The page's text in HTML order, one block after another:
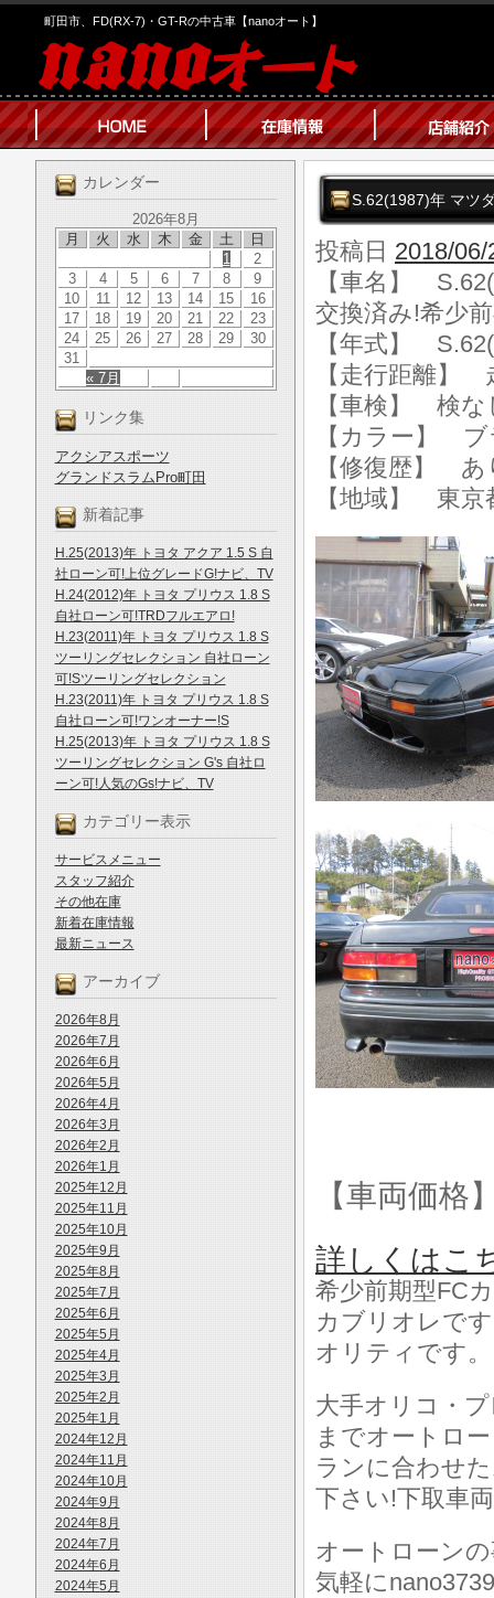
町田市、FD(RX-7)・GT-Rの中古車【nanoオート】
カレンダー
2026年8月
月
火 水 木 金 土 日
« 7月
1
2
3
4 5 6 7 8
9
10
11 12 13 14 15
16
17
18 19 20 21 22
23
24
25 26 27 28 29
30
31
リンク集
アクシアスポーツ
グランドスラムPro町田
新着記事
H.25(2013)年 トヨタ アクア 1.5 S 自
社ローン可!上位グレードG!ナビ、TV
H.24(2012)年 トヨタ プリウス 1.8 S
自社ローン可!TRDフルエアロ!
H.23(2011)年 トヨタ プリウス 1.8 S
ツーリングセレクション 自社ローン
可!Sツーリングセレクション
H.23(2011)年 トヨタ プリウス 1.8 S
自社ローン可!ワンオーナー!S
H.25(2013)年 トヨタ プリウス 1.8 S
ツーリングセレクション G's 自社ロ
ーン可!人気のGs!ナビ、TV
カテゴリー表示
サービスメニュー
スタッフ紹介
その他在庫
新着在庫情報
最新ニュース
アーカイブ
2026年8月
2026年7月
2026年6月
2026年5月
2026年4月
2026年3月
2026年2月
2026年1月
2025年12月
2025年11月
2025年10月
2025年9月
2025年8月
2025年7月
2025年6月
2025年5月
2025年4月
2025年3月
2025年2月
2025年1月
2024年12月
2024年11月
2024年10月
2024年9月
2024年8月
2024年7月
2024年6月
2024年5月
S.62(1987)年 マツ
投稿日 2018/06/
【車名】
交換済み!希少
【年式】
【走行距離】
【車検】 検な
【カラー】
【修復歴】 あ
【地域】 東京
【車両価格
詳しくはこ
希少前期型FC
カブリオレで
オリティです。
大手オリコ・
までオートロ
ランに合わせ
下さい!下取車
オートローン
気軽に